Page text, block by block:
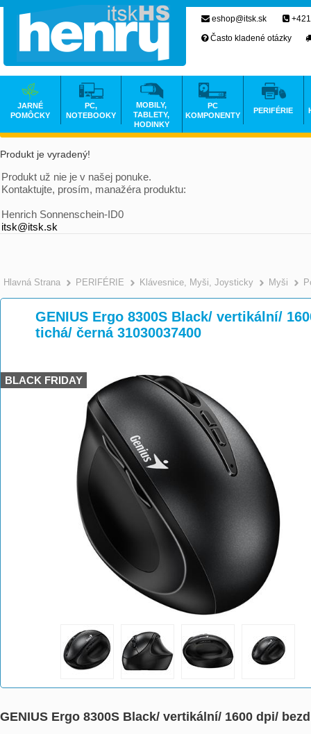
Produkt je vyradený!
Produkt už nie je v našej ponuke.
Kontaktujte, prosím, manažéra produktu:
Henrich Sonnenschein-ID0
itsk@itsk.sk
Hlavná Strana >
PERIFÉRIE >
Klávesnice, Myši, Joysticky Myši
GENIUS Ergo 8300S Black/ vertikální/
tichá/ černá 31030037400
BLACK FRIDAY
GENIUS Ergo 8300S Black/ vertikální/ 1600 dpi/
eshop@itsk.sk
Často kladené otázky
JARNÉ
POMÔCKY
PC,
NOTEBOOKY
MOBILY,
TABLETY,
HODINKY
PC
KOMPONENTY
PERIFÉRIE